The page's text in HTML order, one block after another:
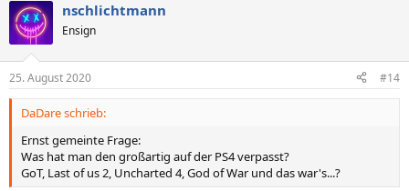
k
t
e
n
nschlichtmann
Ensign
25. August 2020 #14
DaDare schrieb:
Ernst gemeinte Frage:
Was hat man den großartig auf der PS4 verpasst?
GoT, Last of us 2, Uncharted 4, God of War und das war's...?